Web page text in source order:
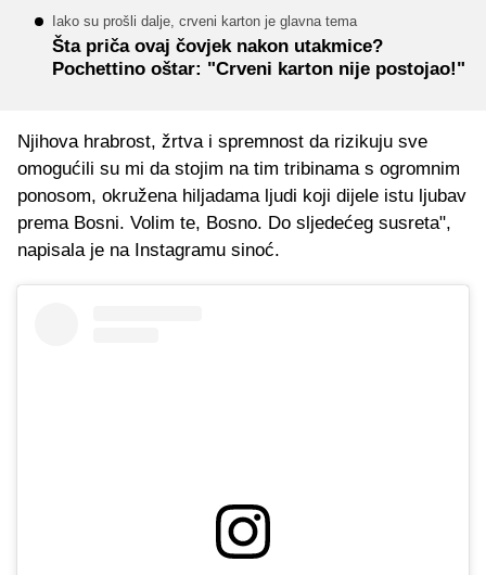
Iako su prošli dalje, crveni karton je glavna tema
Šta priča ovaj čovjek nakon utakmice?
Pochettino oštar: "Crveni karton nije postojao!"
Njihova hrabrost, žrtva i spremnost da rizikuju sve
omogućili su mi da stojim na tim tribinama s ogromnim
ponosom, okružena hiljadama ljudi koji dijele istu ljubav
prema Bosni. Volim te, Bosno. Do sljedećeg susreta",
napisala je na Instagramu sinoć.